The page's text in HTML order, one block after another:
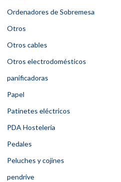
Ordenadores de Sobremesa
Otros
Otros cables
Otros electrodomésticos
panificadoras
Papel
Patinetes eléctricos
PDA Hostelería
Pedales
Peluches y cojines
pendrive